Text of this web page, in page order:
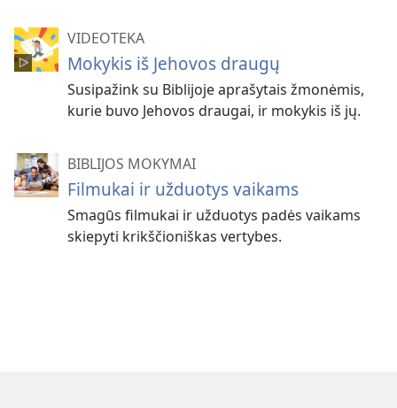
VIDEOTEKA
Mokykis iš Jehovos draugų
Susipažink su Biblijoje aprašytais žmonėmis,
kurie buvo Jehovos draugai, ir mokykis iš jų.
BIBLIJOS MOKYMAI
Filmukai ir užduotys vaikams
Smagūs filmukai ir užduotys padės vaikams
skiepyti krikščioniškas vertybes.